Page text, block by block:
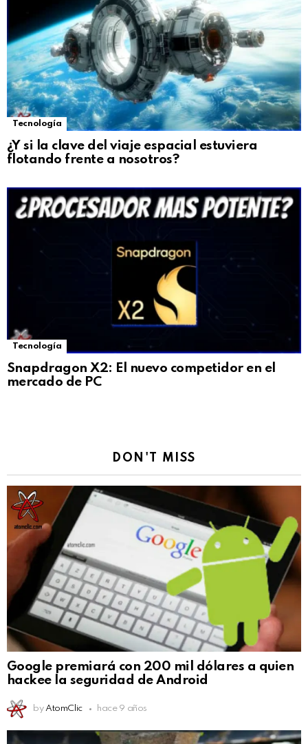
Tecnología
¿Y si la clave del viaje espacial estuviera
flotando frente a nosotros?
Tecnología
Snapdragon X2: El nuevo competidor en el
mercado de PC
DON'T MISS
Google premiará con 200 mil dólares a quien
hackee la seguridad de Android
by AtomClic hace 9 años